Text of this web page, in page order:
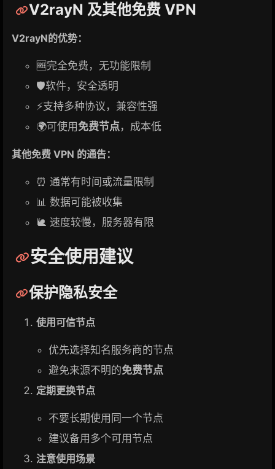
V2rayN 及其他免费 VPN
V2rayN的优势：
🆓完全免费，无功能限制
🛡️软件，安全透明
⚡支持多种协议，兼容性强
🌍可使用免费节点，成本低
其他免费 VPN 的通告：
⏰ 通常有时间或流量限制
📊 数据可能被收集
🐌 速度较慢，服务器有限
安全使用建议
保护隐私安全
使用可信节点
优先选择知名服务商的节点
避免来源不明的免费节点
定期更换节点
不要长期使用同一个节点
建议备用多个可用节点
注意使用场景